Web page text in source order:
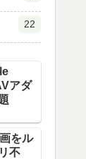
22
アダ
をル
不